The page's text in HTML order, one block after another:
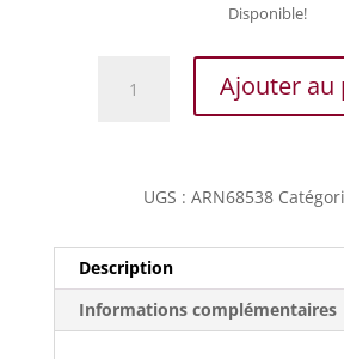
Disponible!
-
Libro
Primo
Ajouter au
UGS : ARN68538
Description
Informations complémentaires